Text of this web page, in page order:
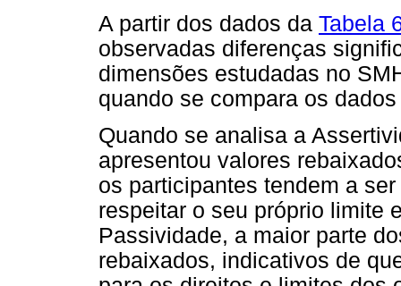
A partir dos dados da Tabela
observadas diferenças
dimensões estudadas no
quando se compara os
Quando se analisa a
apresentou valores
os participantes tendem a
respeitar o seu próprio limite
Passividade, a maior parte
rebaixados, indicativos de